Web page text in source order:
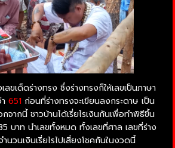
ลขเด็ดร่างทรง ซึ่งร่างทรงก็ให้เลขเป็นภาษา
651ก่อนที่ร่างทรงจะเขียนลงกระดาษ เป็น
จากนี้ ชาวบ้านได้เรี่ยไรเงินกันเพื่อทำพิธีขึ้น
บาท นำเลขทั้งหมด ทั้งเลขที่ศาล เลขที่ร่าง
ำนวนเงินเรี่ยไรไปเสี่ยงโชคกันในงวดนี้